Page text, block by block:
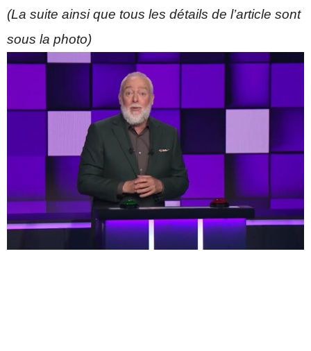
(La suite ainsi que tous les détails de l’article sont
sous la photo)